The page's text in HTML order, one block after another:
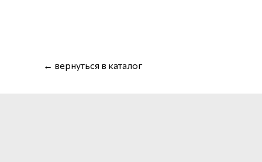
← вернуться в каталог